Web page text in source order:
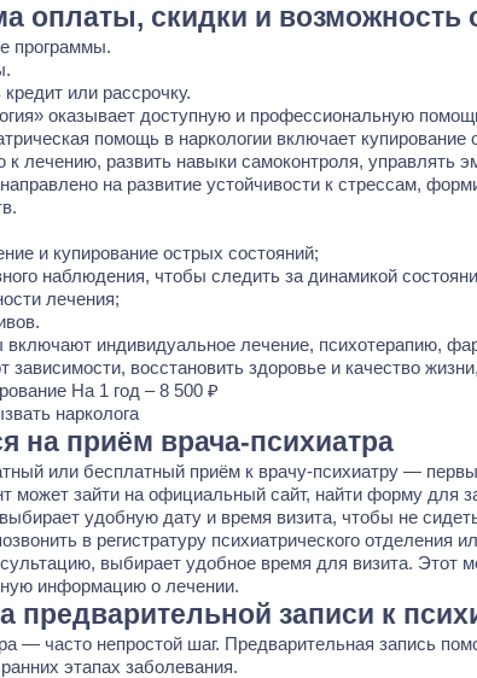
оплаты, скидки и
программы.
или рассрочку.
оказывает доступную и профессиональную
помощь в наркологии включает
к лечению, развить навыки самоконтроля, управлять
на развитие устойчивости к стрессам,
и купирование острых состояний;
наблюдения, чтобы следить за динамикой
лечения;
индивидуальное лечение, психотерапию,
зависимости, восстановить здоровье и качество
На 1 год – 8 500 ₽
нарколога
на приём врача-психиатра
или бесплатный приём к врачу-психиатру —
может зайти на официальный сайт, найти форму для
удобную дату и время визита, чтобы не
в регистратуру психиатрического
выбирает удобное время для визита. Этот
информацию о лечении.
предварительной записи к
— часто непростой шаг. Предварительная запись
этапах заболевания.